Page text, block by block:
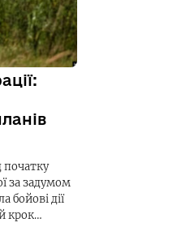
початку
за задумом
бойові дії
крок…